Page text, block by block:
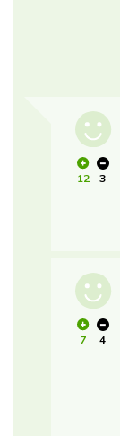
12 3
7 4